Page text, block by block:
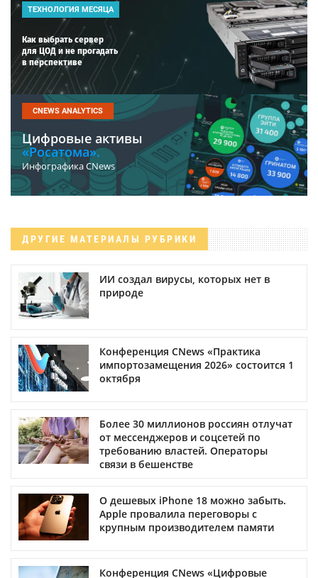
ТЕХНОЛОГИЯ МЕСЯЦА
Как выбрать сервер
для ЦОД и не прогадать
в перспективе
CNEWS ANALYTICS
Цифровые активы
«Росатома».
Инфографика CNews
ДРУГИЕ МАТЕРИАЛЫ РУБРИКИ
ИИ создал вирусы, которых нет в
природе
Конференция CNews «Практика
импортозамещения 2026» состоится 1
октября
Более 30 миллионов россиян отлучат
от мессенджеров и соцсетей по
требованию властей. Операторы
связи в бешенстве
О дешевых iPhone 18 можно забыть.
Apple провалила переговоры с
крупным производителем памяти
Конференция CNews «Цифровые